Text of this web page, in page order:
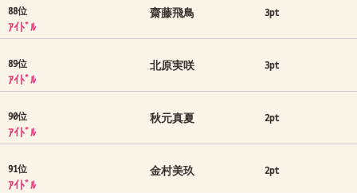
88位
ｱｲﾄﾞﾙ
齋藤飛鳥 3pt
89位
ｱｲﾄﾞﾙ
北原実咲 3pt
90位
ｱｲﾄﾞﾙ
秋元真夏 2pt
91位
ｱｲﾄﾞﾙ
金村美玖 2pt